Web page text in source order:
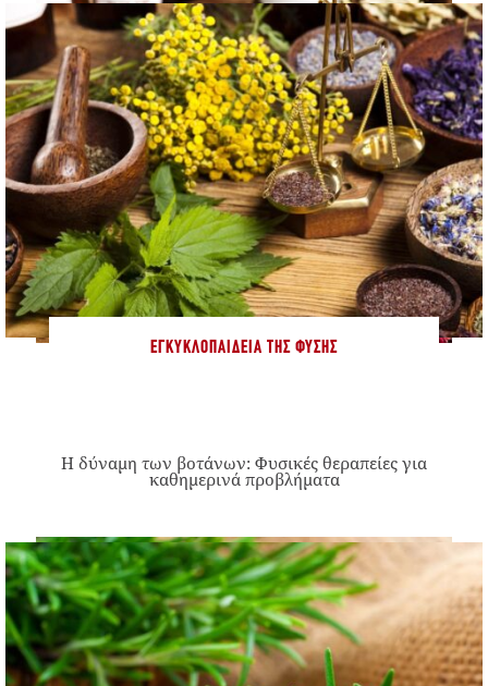
ΕΓΚΥΚΛΟΠΑΊΔΕΙΑ ΤΗΣ ΦΎΣΗΣ
Η δύναμη των βοτάνων: Φυσικές θεραπείες για
καθημερινά προβλήματα